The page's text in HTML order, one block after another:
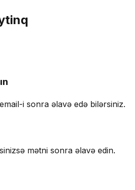
i sonra əlavə edə bilərsiniz.
mətni sonra əlavə edin.